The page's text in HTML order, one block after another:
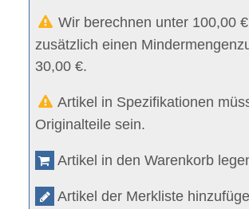
Wir berechnen unter 100,00
zusätzlich einen
30,00 €.
Artikel in Spezifikationen
Originalteile sein.
Artikel in den Warenkorb
Artikel der Merkliste